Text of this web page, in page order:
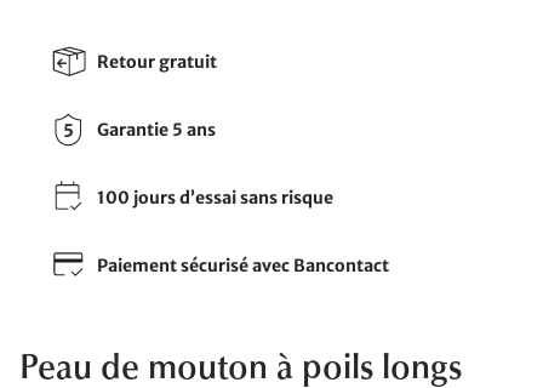
Retour gratuit
Garantie 5 ans
100 jours d’essai sans risque
Paiement sécurisé avec Bancontact
Peau de mouton à poils longs